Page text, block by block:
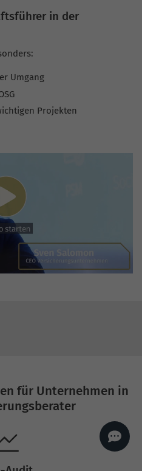
in der
Umgang
Projekten
für Unternehmen in
Profi-SEO startet bei uns